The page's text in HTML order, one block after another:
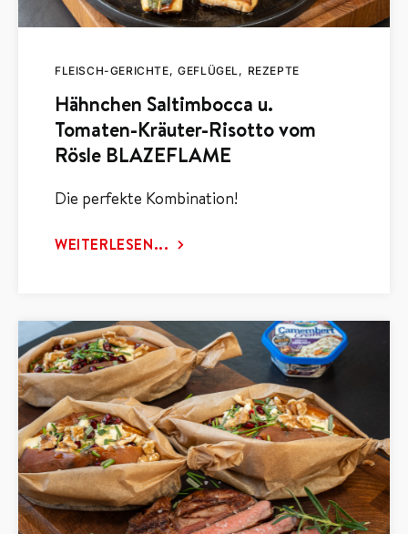
FLEISCH-GERICHTE GEFLÜGEL REZEPTE
Hähnchen Saltimbocca u.
Tomaten-Kräuter-Risotto vom
Rösle BLAZEFLAME
Die perfekte Kombination!
WEITERLESEN...